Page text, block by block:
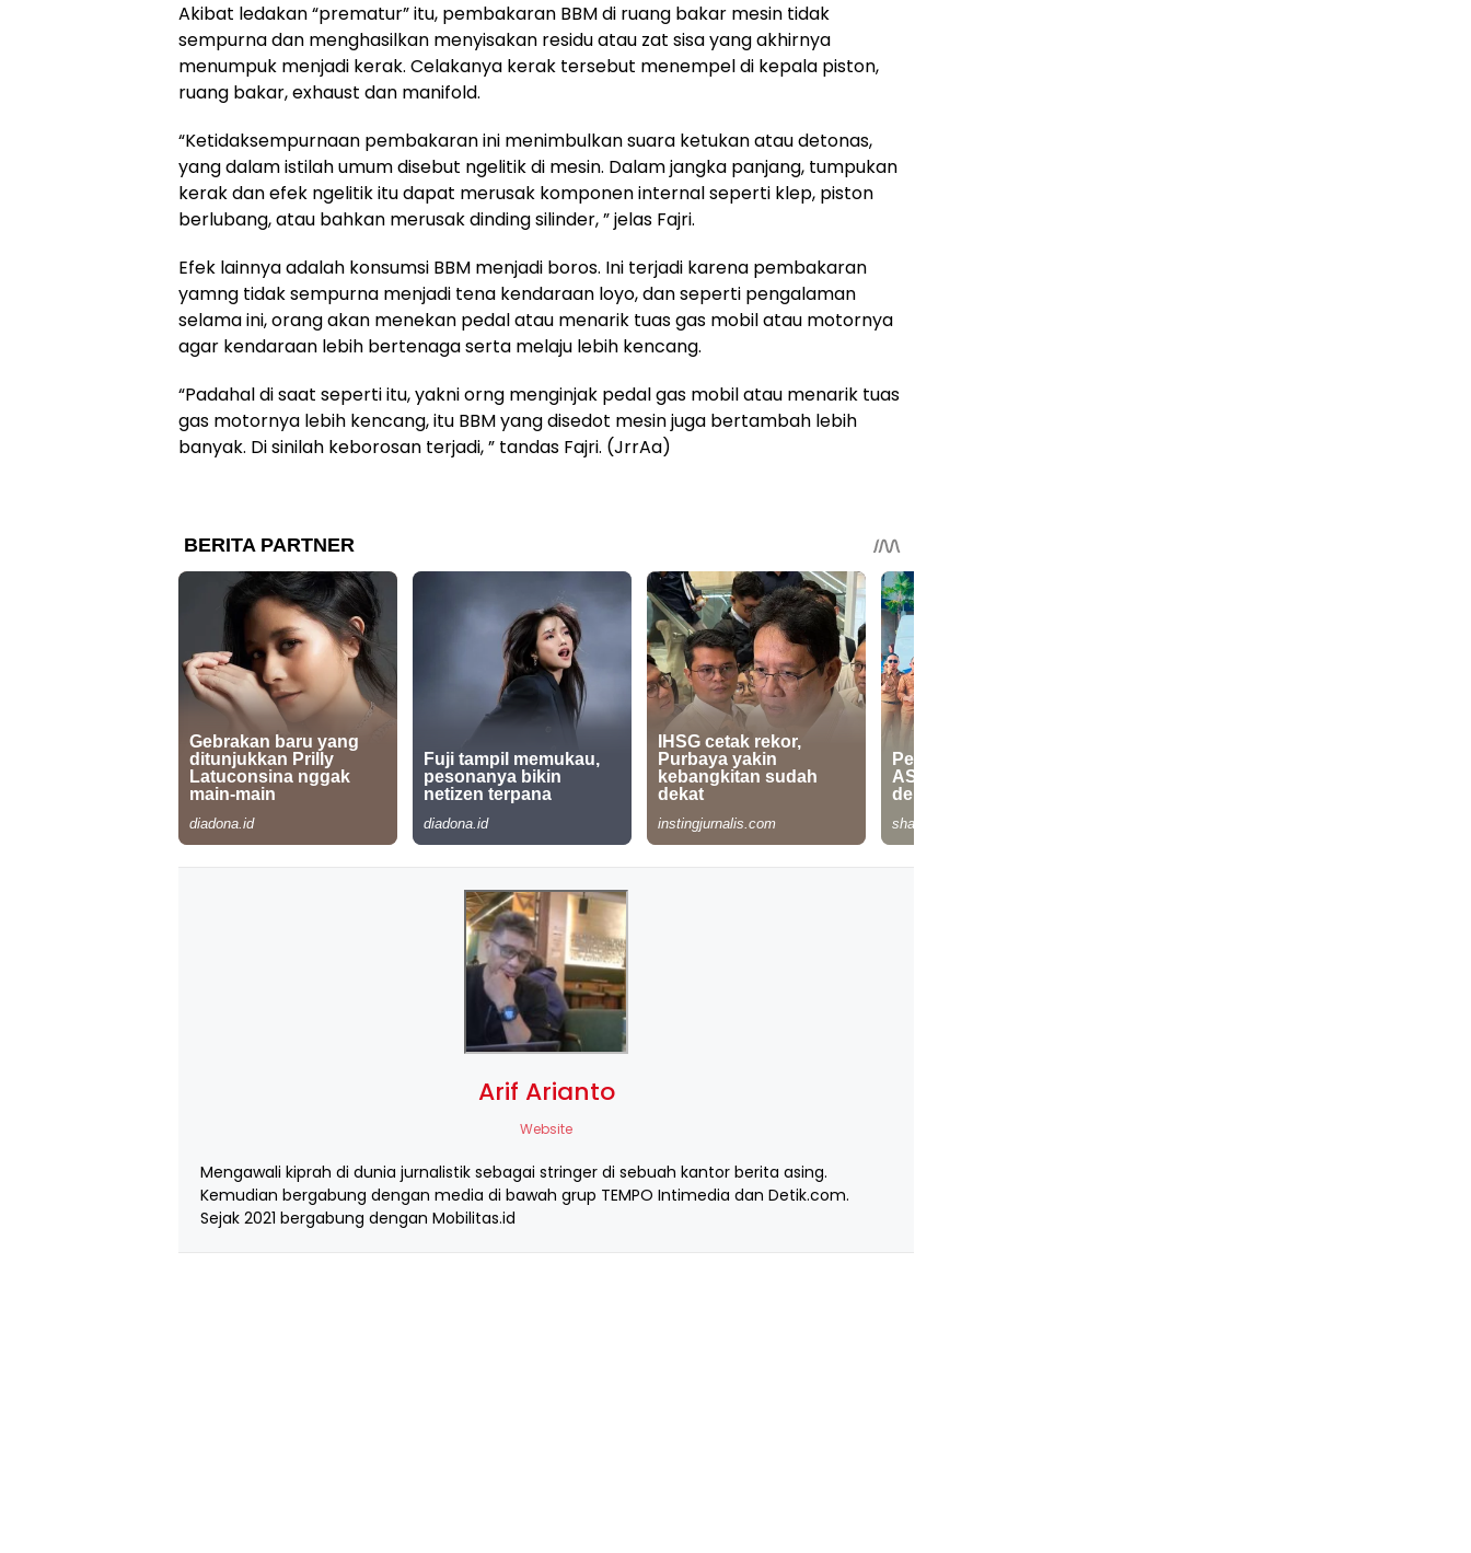
Akibat ledakan “prematur” itu, pembakaran BBM di ruang bakar mesin tidak
sempurna dan menghasilkan menyisakan residu atau zat sisa yang akhirnya
menumpuk menjadi kerak. Celakanya kerak tersebut menempel di kepala piston,
ruang bakar, exhaust dan manifold.
“Ketidaksempurnaan pembakaran ini menimbulkan suara ketukan atau detonas,
yang dalam istilah umum disebut ngelitik di mesin. Dalam jangka panjang, tumpukan
kerak dan efek ngelitik itu dapat merusak komponen internal seperti klep, piston
berlubang, atau bahkan merusak dinding silinder, ” jelas Fajri.
Efek lainnya adalah konsumsi BBM menjadi boros. Ini terjadi karena pembakaran
yamng tidak sempurna menjadi tena kendaraan loyo, dan seperti pengalaman
selama ini, orang akan menekan pedal atau menarik tuas gas mobil atau motornya
agar kendaraan lebih bertenaga serta melaju lebih kencang.
“Padahal di saat seperti itu, yakni orng menginjak pedal gas mobil atau menarik tuas
gas motornya lebih kencang, itu BBM yang disedot mesin juga bertambah lebih
banyak. Di sinilah keborosan terjadi, ” tandas Fajri. (JrrAa)
Arif Arianto
Website
Mengawali kiprah di dunia jurnalistik sebagai stringer di sebuah kantor berita asing.
Kemudian bergabung dengan media di bawah grup TEMPO Intimedia dan Detik.com.
Sejak 2021 bergabung dengan Mobilitas.id